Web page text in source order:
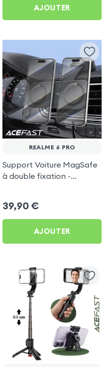
AJOUTER
REALME 6 PRO
Support Voiture MagSafe
à double fixation -
39,90 €
AJOUTER